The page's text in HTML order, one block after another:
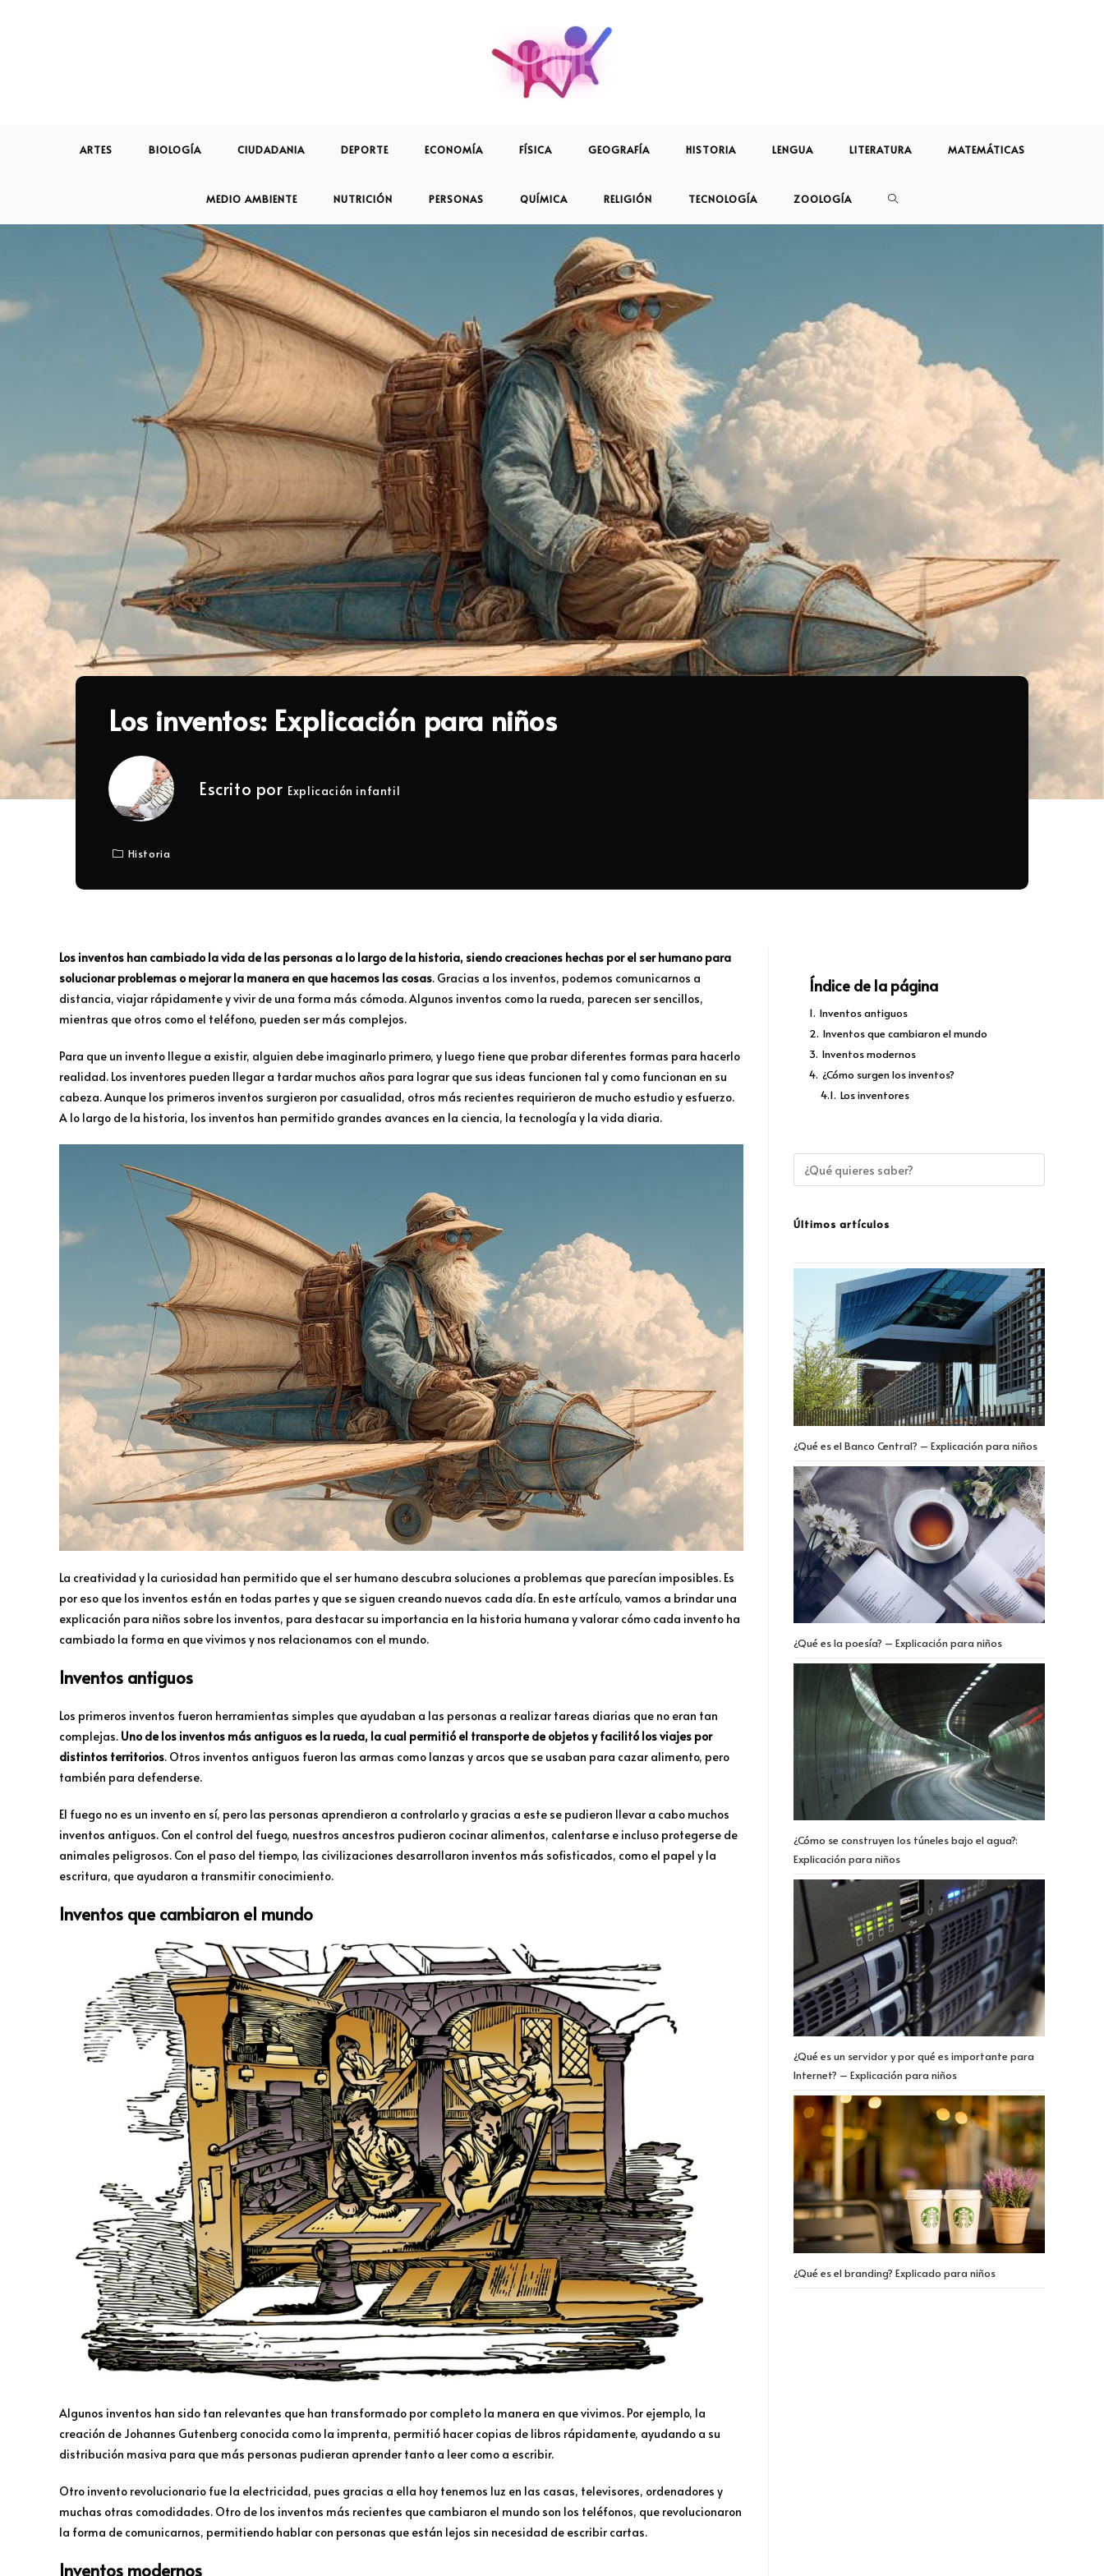
ARTES BIOLOGÍA CIUDADANIA DEPORTE ECONOMÍA FÍSICA GEOGRAFÍA HISTORIA LENGUA LITERATURA MATEMÁTICAS
MEDIO AMBIENTE NUTRICIÓN PERSONAS QUÍMICA RELIGIÓN TECNOLOGÍA ZOOLOGÍA
Los inventos: Explicación para niños
Escrito por Explicación infantil
Historia
Los inventos han cambiado la vida de las personas a lo largo de la historia, siendo creaciones hechas por el ser humano para
solucionar problemas o mejorar la manera en que hacemos las cosas. Gracias a los inventos, podemos comunicarnos a
distancia, viajar rápidamente y vivir de una forma más cómoda. Algunos inventos como la rueda, parecen ser sencillos,
mientras que otros como el teléfono, pueden ser más complejos.
Para que un invento llegue a existir, alguien debe imaginarlo primero, y luego tiene que probar diferentes formas para hacerlo
realidad. Los inventores pueden llegar a tardar muchos años para lograr que sus ideas funcionen tal y como funcionan en su
cabeza. Aunque los primeros inventos surgieron por casualidad, otros más recientes requirieron de mucho estudio y esfuerzo.
A lo largo de la historia, los inventos han permitido grandes avances en la ciencia, la tecnología y la vida diaria.
La creatividad y la curiosidad han permitido que el ser humano descubra soluciones a problemas que parecían imposibles. Es
por eso que los inventos están en todas partes y que se siguen creando nuevos cada día. En este artículo, vamos a brindar una
explicación para niños sobre los inventos, para destacar su importancia en la historia humana y valorar cómo cada invento ha
cambiado la forma en que vivimos y nos relacionamos con el mundo.
Inventos antiguos
Los primeros inventos fueron herramientas simples que ayudaban a las personas a realizar tareas diarias que no eran tan
complejas. Uno de los inventos más antiguos es la rueda, la cual permitió el transporte de objetos y facilitó los viajes por
distintos territorios. Otros inventos antiguos fueron las armas como lanzas y arcos que se usaban para cazar alimento, pero
también para defenderse.
El fuego no es un invento en sí, pero las personas aprendieron a controlarlo y gracias a este se pudieron llevar a cabo muchos
inventos antiguos. Con el control del fuego, nuestros ancestros pudieron cocinar alimentos, calentarse e incluso protegerse de
animales peligrosos. Con el paso del tiempo, las civilizaciones desarrollaron inventos más sofisticados, como el papel y la
escritura, que ayudaron a transmitir conocimiento.
Inventos que cambiaron el mundo
Algunos inventos han sido tan relevantes que han transformado por completo la manera en que vivimos. Por ejemplo, la
creación de Johannes Gutenberg conocida como la imprenta, permitió hacer copias de libros rápidamente, ayudando a su
distribución masiva para que más personas pudieran aprender tanto a leer como a escribir.
Otro invento revolucionario fue la electricidad, pues gracias a ella hoy tenemos luz en las casas, televisores, ordenadores y
muchas otras comodidades. Otro de los inventos más recientes que cambiaron el mundo son los teléfonos, que revolucionaron
la forma de comunicarnos, permitiendo hablar con personas que están lejos sin necesidad de escribir cartas.
Inventos modernos
Índice de la página
1. Inventos antiguos
2. Inventos que cambiaron el mundo
3. Inventos modernos
4. ¿Cómo surgen los inventos?
4.1. Los inventores
Últimos artículos
¿Qué es el Banco Central? – Explicación para niños
¿Qué es la poesía? – Explicación para niños
¿Cómo se construyen los túneles bajo el agua?:
Explicación para niños
¿Qué es un servidor y por qué es importante para
Internet? – Explicación para niños
¿Qué es el branding? Explicado para niños